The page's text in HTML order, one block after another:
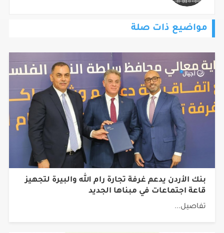
مواضيع ذات صلة
بنك الأردن يدعم غرفة تجارة رام الله والبيرة لتجهيز
قاعة اجتماعات في مبناها الجديد
تفاصيل...